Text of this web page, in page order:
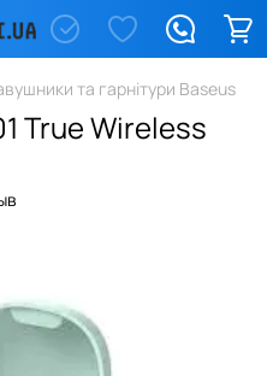
та гарнітури Baseus
True Wireless